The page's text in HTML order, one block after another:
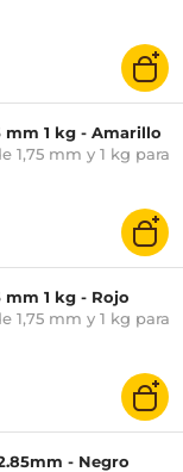
mm 1 kg - Amarillo
1,75 mm y 1 kg para
mm 1 kg - Rojo
1,75 mm y 1 kg para
- Negro